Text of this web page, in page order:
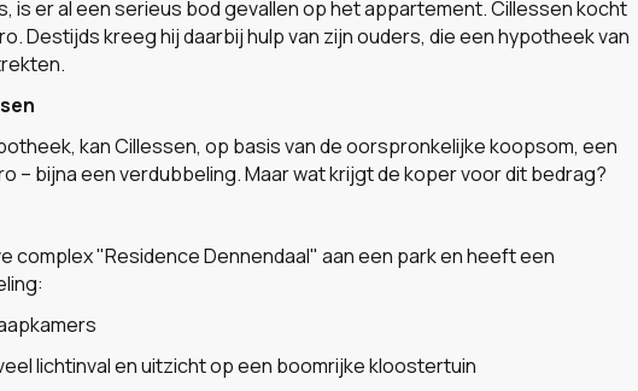
is er al een serieus bod gevallen op het appartement. Cillessen kocht
Destijds kreeg hij daarbij hulp van zijn ouders, die een hypotheek van
kan Cillessen, op basis van de oorspronkelijke koopsom, een
– bijna een verdubbeling. Maar wat krijgt de koper voor dit bedrag?
complex "Residence Dennendaal" aan een park en heeft een
lichtinval en uitzicht op een boomrijke kloostertuin